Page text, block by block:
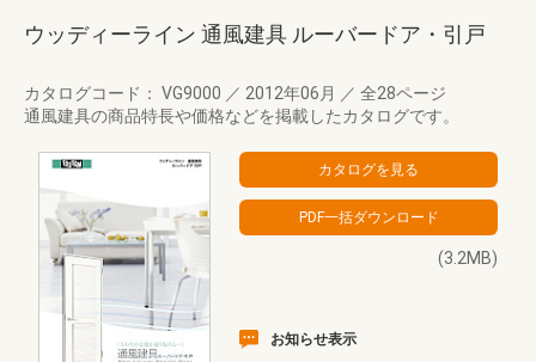
ウッディーライン 通風建具 ルーバードア・引戸
カタログコード： VG9000 ／ 2012年06月 ／ 全28ページ
通風建具の商品特長や価格などを掲載したカタログです。
(3.2MB)
お知らせ表示